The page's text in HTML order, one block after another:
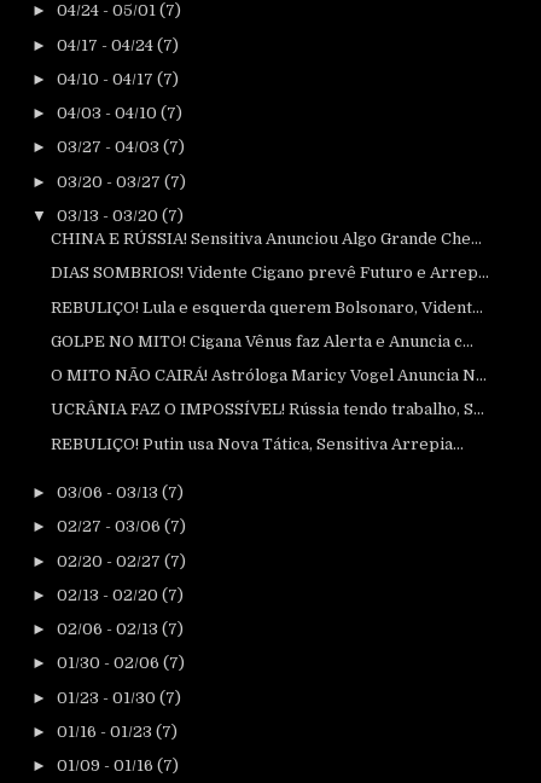
► 04/24 - 05/01 (7)
► 04/17 - 04/24 (7)
► 04/10 - 04/17 (7)
► 04/03 - 04/10 (7)
► 03/27 - 04/03 (7)
► 03/20 - 03/27 (7)
▼ 03/13 - 03/20 (7)
CHINA E RÚSSIA! Sensitiva Anunciou Algo Grande Che...
DIAS SOMBRIOS! Vidente Cigano prevê Futuro e Arrep...
REBULIÇO! Lula e esquerda querem Bolsonaro, Vident...
GOLPE NO MITO! Cigana Vênus faz Alerta e Anuncia c...
O MITO NÃO CAIRÁ! Astróloga Maricy Vogel Anuncia N...
UCRÂNIA FAZ O IMPOSSÍVEL! Rússia tendo trabalho, S...
REBULIÇO! Putin usa Nova Tática, Sensitiva Arrepia...
► 03/06 - 03/13 (7)
► 02/27 - 03/06 (7)
► 02/20 - 02/27 (7)
► 02/13 - 02/20 (7)
► 02/06 - 02/13 (7)
► 01/30 - 02/06 (7)
► 01/23 - 01/30 (7)
► 01/16 - 01/23 (7)
► 01/09 - 01/16 (7)